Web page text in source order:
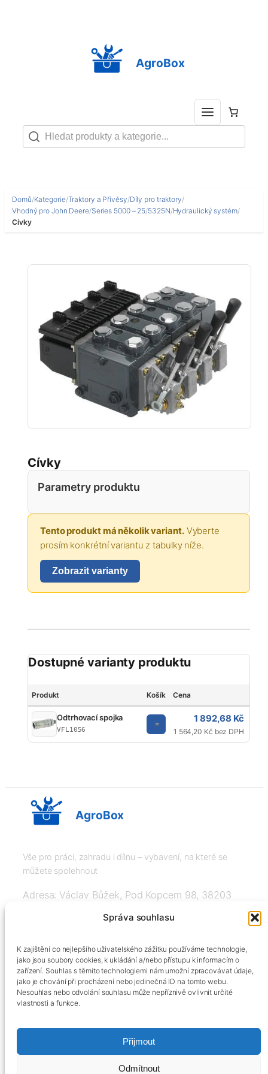
Správa souhlasu
K zajištění co nejlepšího uživatelského zážitku používáme technologie,
jako jsou soubory cookies, k ukládání a/nebo přístupu k informacím o
zařízení. Souhlas s těmito technologiemi nám umožní zpracovávat údaje,
jako je chování při procházení nebo jedinečná ID na tomto webu.
Nesouhlas nebo odvolání souhlasu může nepříznivě ovlivnit určité
vlastnosti a funkce.
Přijmout
Odmítnout
AgroBox
Domů/Kategorie/Traktory a Přívěsy/Díly pro traktory/
Vhodný pro John Deere/Series 5000 – 25/5325N/Hydraulický systém/
Cívky
Cívky
Parametry produktu
Tento produkt má několik variant.Vyberte
prosím konkrétní variantu z tabulky níže.
Zobrazit varianty
Dostupné varianty produktu
Produkt Košík Cena
Odtrhovací spojka
VFL1056
1 892,68 Kč
1 564,20 Kč bez DPH
AgroBox
Vše pro práci, zahradu i dílnu – vybavení, na které se
můžete spolehnout
Adresa: Václav Bůžek, Pod Kopcem 98, 38203
+420606334248, info@agrobox.cz
Obchodní podmínky
Podmínky ochrany osobních údajů